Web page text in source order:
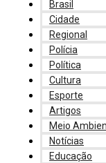
Brasil
Cidade
Regional
Polícia
Política
Cultura
Esporte
Artigos
Meio
Notícias
Educação